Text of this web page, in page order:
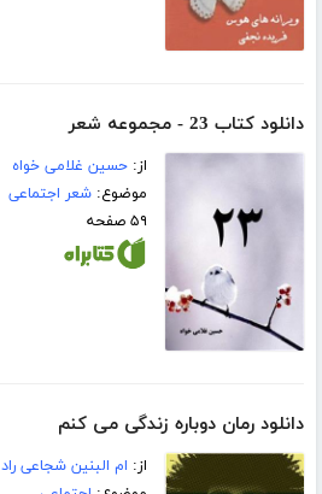
دانلود کتاب 23 - مجموعه شعر
از:حسین غلامی خواه
موضوع:شعر اجتماعی
۵۹ صفحه
دانلود رمان دوباره زندگی می کنم
از: ام البنین شجاعی راد